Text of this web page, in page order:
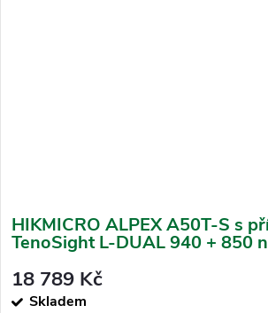
HIKMICRO ALPEX A50T-S s
TenoSight L-DUAL 940 + 850
18 789 Kč
Skladem